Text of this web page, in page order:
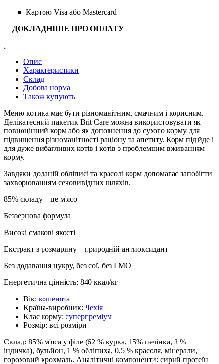
Картою Visa або Mastercard
ДОКЛАДНІШЕ ПРО ОПЛАТУ
Опис
Характеристики
Склад
Добова норма
Також купують
Меню котика має бути різноманітним, смачним і корисним.
Делікатесний пакетик Brit Care можна використовувати як
повноцінний корм або як доповнення до сухого корму для
підвищення різноманітності раціону та апетиту. Корм підійде і
для дуже вибагливих котів і котів з проблемним вживанням
корму.
Завдяки доданій обліписі та красолі корм допомагає запобігти
захворюванням сечовивідних шляхів.
85% складу – це м'ясо
Беззернова формула
Високі смакові якості
Екстракт з розмарину – природній антиоксидант
Без додавання цукру, без сої, без ГМО
Енергетична цінність: 840 ккал/кг
Вік: кошенята
Країна-виробник: Чехія
Клас корму: суперпреміум
Розмір: всі розміри
Склад: 85% м'яса у філе (62 % курка, 15% печінка, 8 %
індичка), бульйон, 1 % обліпиха, 0,5 % красоля, мінерали,
гороховий крохмаль. Аналітичні компоненти: сирий протеїн